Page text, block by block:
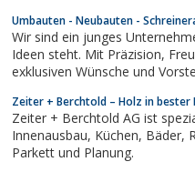
Umbauten - Neubauten -
Wir sind ein junges Unternehmen, das für Qualität und
Ideen steht. Mit Präzision, Freude und Herzblut setzen wir Ihre
exklusiven Wünsche und
Zeiter + Berchtold – Holz in bester
Zeiter + Berchtold AG ist
Innenausbau, Küchen, Bäder, Restaurant, Hotel, Geschäfte,
Parkett und Planung.